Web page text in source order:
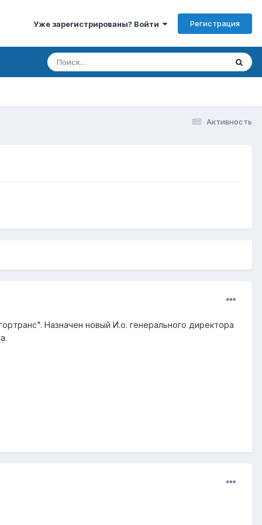
Уже зарегистрированы? Войти Регистрация
Активность
Назначен новый И.о. генерального директора